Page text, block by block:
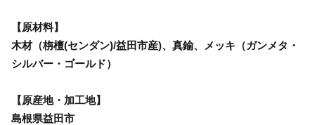
【原材料】
木材（栴檀(センダン)/益田市産)、真鍮、メッキ（ガンメタ・
シルバー・ゴールド）
【原産地・加工地】
島根県益田市